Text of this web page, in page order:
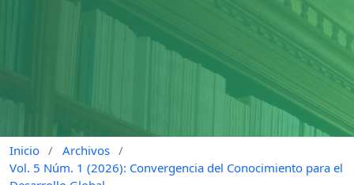
Inicio / Archivos /
Vol. 5 Núm. 1 (2026): Convergencia del Conocimiento para el